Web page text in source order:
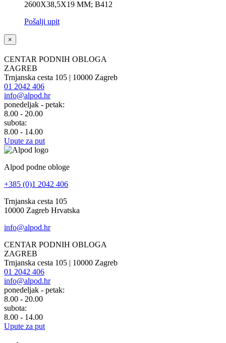
2600X38,5X19 MM; B412
Pošalji upit
×
CENTAR PODNIH OBLOGA
ZAGREB
Trnjanska cesta 105 | 10000 Zagreb
01 2042 406
info@alpod.hr
ponedeljak - petak:
8.00 - 20.00
subota:
8.00 - 14.00
Upute za put
Alpod podne obloge
+385 (0)1 2042 406
Trnjanska cesta 105
10000 Zagreb Hrvatska
info@alpod.hr
CENTAR PODNIH OBLOGA
ZAGREB
Trnjanska cesta 105 | 10000 Zagreb
01 2042 406
info@alpod.hr
ponedeljak - petak:
8.00 - 20.00
subota:
8.00 - 14.00
Upute za put